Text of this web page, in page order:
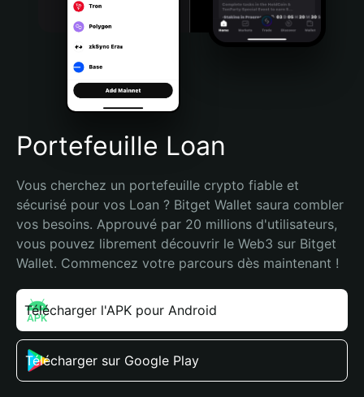
Português (Brasil)
Español (Argentina)
Portefeuille Loan
Vous cherchez un portefeuille crypto fiable et
sécurisé pour vos Loan ? Bitget Wallet saura combler
vos besoins. Approuvé par 20 millions d'utilisateurs,
vous pouvez librement découvrir le Web3 sur Bitget
Wallet. Commencez votre parcours dès maintenant !
Télécharger l'APK pour Android
Télécharger sur Google Play